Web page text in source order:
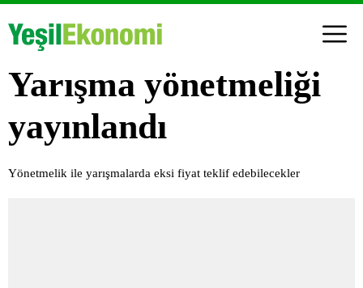
Yarışma yönetmeliği
yayınlandı
Yönetmelik ile yarışmalarda eksi fiyat teklif edebilecekler